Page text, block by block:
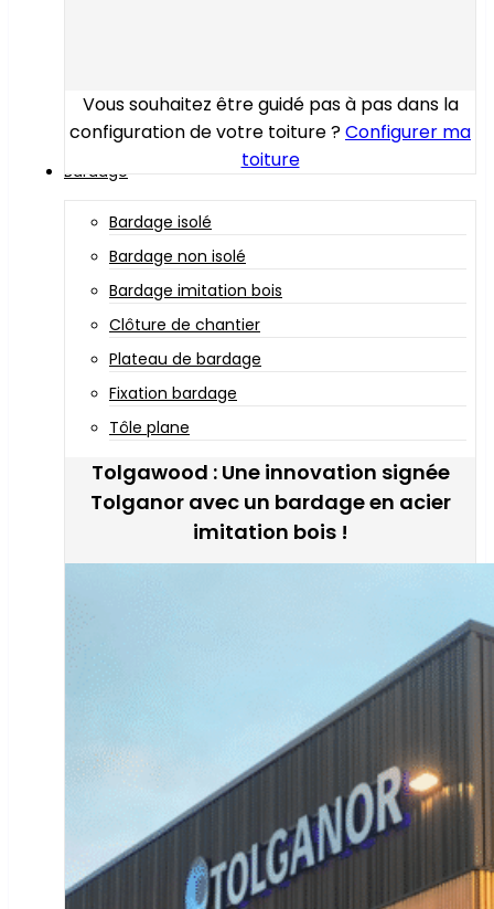
Vous souhaitez être guidé pas à pas dans la
configuration de votre toiture ?Configurer ma
toiture
Bardage
Bardage isolé
Bardage non isolé
Bardage imitation bois
Clôture de chantier
Plateau de bardage
Fixation bardage
Tôle plane
Tolgawood : Une innovation signée
Tolganor avec un bardage en acier
imitation bois !